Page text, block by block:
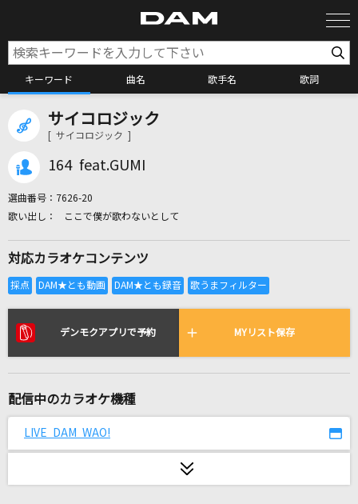
キーワード 曲名 歌手名 歌詞
カラオケ検索
全国りれき
リアルタイムで歌われている曲の一覧
FIRE!!
夜の踊り子
サイコロジック
[ サイコロジック ]
164 feat.GUMI
選曲番号： 7626-20
ここで僕が歌わないとして
対応カラオケコンテンツ
デンモクアプリで予約 MYリスト保存
配信中のカラオケ機種
LIVE DAM WAO!